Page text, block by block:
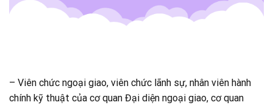
– Viên chức ngoại giao, viên chức lãnh sự, nhân viên hành
chính kỹ thuật của cơ quan Đại diện ngoại giao, cơ quan